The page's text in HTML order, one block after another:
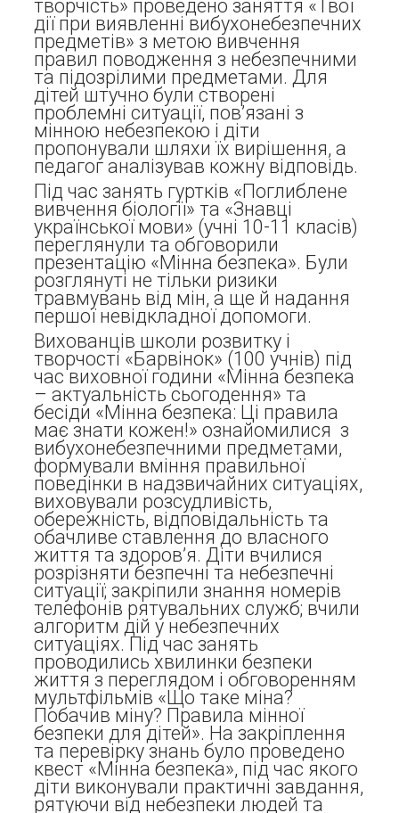
творчість» проведено заняття «Твої
дії при виявленні вибухонебезпечних
предметів» з метою вивчення
правил поводження з небезпечними
та підозрілими предметами. Для
дітей штучно були створені
проблемні ситуації, пов’язані з
мінною небезпекою і діти
пропонували шляхи їх вирішення, а
педагог аналізував кожну відповідь.
Під час занять гуртків «Поглиблене
вивчення біології» та «Знавці
української мови» (учні 10-11 класів)
переглянули та обговорили
презентацію «Мінна безпека». Були
розглянуті не тільки ризики
травмувань від мін, а ще й надання
першої невідкладної допомоги.
Вихованців школи розвитку і
творчості «Барвінок» (100 учнів) під
час виховної години «Мінна безпека
– актуальність сьогодення» та
бесіди «Мінна безпека: Ці правила
має знати кожен!» ознайомилися з
вибухонебезпечними предметами,
формували вміння правильної
поведінки в надзвичайних ситуаціях,
виховували розсудливість,
обережність, відповідальність та
обачливе ставлення до власного
життя та здоров’я. Діти вчилися
розрізняти безпечні та небезпечні
ситуації; закріпили знання номерів
телефонів рятувальних служб; вчили
алгоритм дій у небезпечних
ситуаціях. Під час занять
проводились хвилинки безпеки
життя з переглядом і обговоренням
мультфільмів «Що таке міна?
Побачив міну? Правила мінної
безпеки для дітей». На закріплення
та перевірку знань було проведено
квест «Мінна безпека», під час якого
діти виконували практичні завдання,
рятуючи від небезпеки людей та